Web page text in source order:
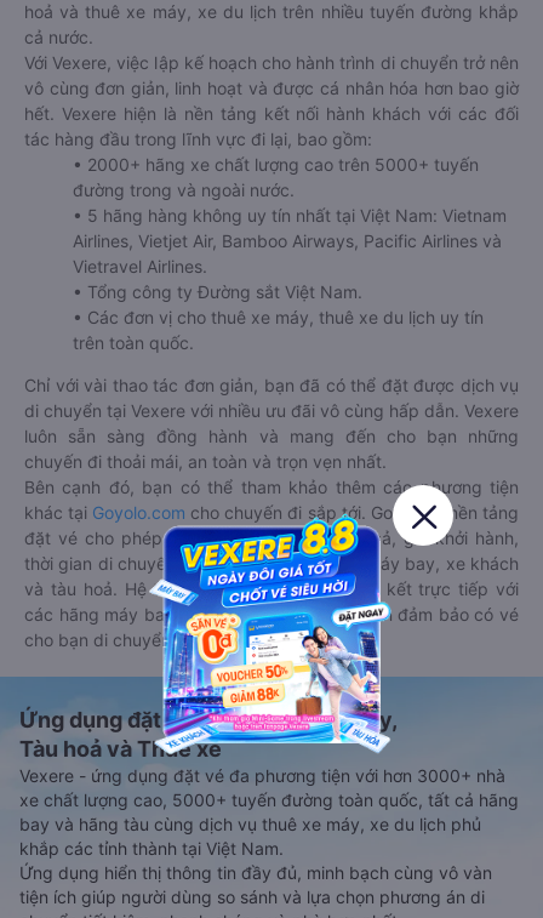
hoả và thuê xe máy, xe du lịch trên nhiều tuyến đường khắp
cả nước.
Với Vexere, việc lập kế hoạch cho hành trình di chuyển trở nên
vô cùng đơn giản, linh hoạt và được cá nhân hóa hơn bao giờ
hết. Vexere hiện là nền tảng kết nối hành khách với các đối
tác hàng đầu trong lĩnh vực đi lại, bao gồm:
• 2000+ hãng xe chất lượng cao trên 5000+ tuyến
đường trong và ngoài nước.
• 5 hãng hàng không uy tín nhất tại Việt Nam: Vietnam
Airlines, Vietjet Air, Bamboo Airways, Pacific Airlines và
Vietravel Airlines.
• Tổng công ty Đường sắt Việt Nam.
• Các đơn vị cho thuê xe máy, thuê xe du lịch uy tín
trên toàn quốc.
Chỉ với vài thao tác đơn giản, bạn đã có thể đặt được dịch vụ
di chuyển tại Vexere với nhiều ưu đãi vô cùng hấp dẫn. Vexere
luôn sẵn sàng đồng hành và mang đến cho bạn những
chuyến đi thoải mái, an toàn và trọn vẹn nhất.
Bên cạnh đó, bạn có thể tham khảo thêm các phương tiện
khác tại Goyolo.com cho chuyến đi sắp tới. Goyolo là nền tảng
đặt vé cho phép người dùng so sánh giá cả, giờ khởi hành,
thời gian di chuyển của nhiều phương tiện máy bay, xe khách
và tàu hoả. Hệ thống của Goyolo được liên kết trực tiếp với
các hãng máy bay, xe khách và tàu hoả, luôn đảm bảo có vé
cho bạn di chuyển.
Ứng dụng đặt vé Xe khách, Máy bay,
Tàu hoả và Thuê xe
Vexere - ứng dụng đặt vé đa phương tiện với hơn 3000+ nhà
xe chất lượng cao, 5000+ tuyến đường toàn quốc, tất cả hãng
bay và hãng tàu cùng dịch vụ thuê xe máy, xe du lịch phủ
khắp các tỉnh thành tại Việt Nam.
Ứng dụng hiển thị thông tin đầy đủ, minh bạch cùng vô vàn
tiện ích giúp người dùng so sánh và lựa chọn phương án di